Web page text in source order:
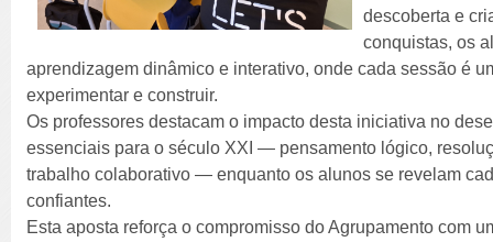
descoberta e
conquistas, os
aprendizagem dinâmico e interativo, onde cada sessão é
experimentar e construir.
Os professores destacam o impacto desta iniciativa no
essenciais para o século XXI — pensamento lógico,
trabalho colaborativo — enquanto os alunos se revelam
confiantes.
Esta aposta reforça o compromisso do Agrupamento com